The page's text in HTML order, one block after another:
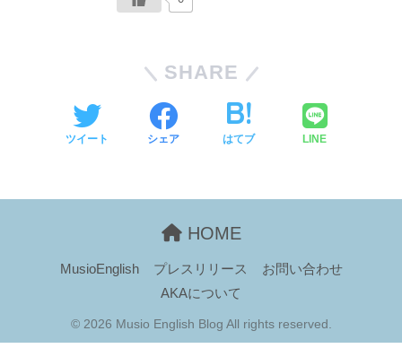
SHARE
ツイート シェア はてブ LINE
HOME
MusioEnglish プレスリリース
お問い合わせ
AKAについて
© 2026 Musio English Blog All rights reserved.